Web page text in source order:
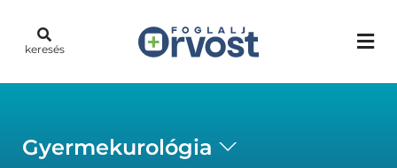
keresés
Gyermekurológia